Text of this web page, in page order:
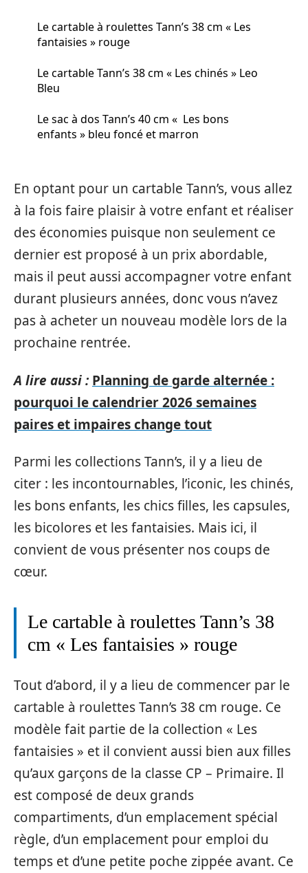
Le cartable à roulettes Tann’s 38 cm « Les
fantaisies » rouge
Le cartable Tann’s 38 cm « Les chinés » Leo
Bleu
Le sac à dos Tann’s 40 cm « Les bons
enfants » bleu foncé et marron
En optant pour un cartable Tann’s, vous allez
à la fois faire plaisir à votre enfant et réaliser
des économies puisque non seulement ce
dernier est proposé à un prix abordable,
mais il peut aussi accompagner votre enfant
durant plusieurs années, donc vous n’avez
pas à acheter un nouveau modèle lors de la
prochaine rentrée.
A lire aussi : Planning de garde alternée :
pourquoi le calendrier 2026 semaines
paires et impaires change tout
Parmi les collections Tann’s, il y a lieu de
citer : les incontournables, l’iconic, les chinés,
les bons enfants, les chics filles, les capsules,
les bicolores et les fantaisies. Mais ici, il
convient de vous présenter nos coups de
cœur.
Le cartable à roulettes Tann’s 38
cm « Les fantaisies » rouge
Tout d’abord, il y a lieu de commencer par le
cartable à roulettes Tann’s 38 cm rouge. Ce
modèle fait partie de la collection « Les
fantaisies » et il convient aussi bien aux filles
qu’aux garçons de la classe CP – Primaire. Il
est composé de deux grands
compartiments, d’un emplacement spécial
règle, d’un emplacement pour emploi du
temps et d’une petite poche zippée avant. Ce